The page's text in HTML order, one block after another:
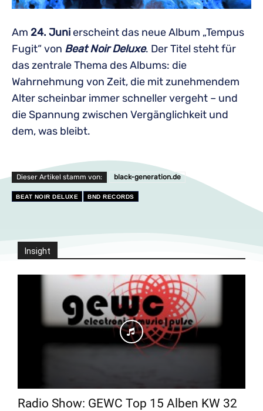
Am 24. Junierscheint das neue Album „Tempus
Fugit“ von Beat Noir Deluxe. Der Titel steht für
das zentrale Thema des Albums: die
Wahrnehmung von Zeit, die mit zunehmendem
Alter scheinbar immer schneller vergeht – und
die Spannung zwischen Vergänglichkeit und
dem, was bleibt.
Dieser Artikel stamm von: black-generation.de
BEAT NOIR DELUXE BND RECORDS
Insight
Radio Show: GEWC Top 15 Alben KW 32